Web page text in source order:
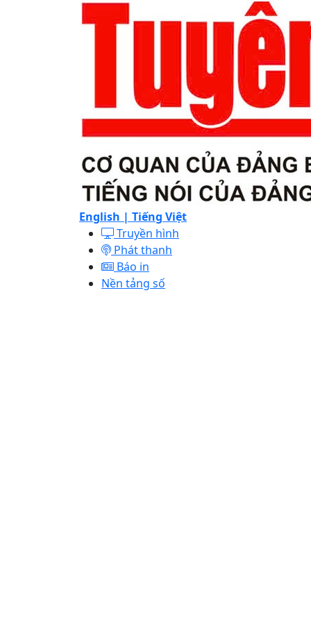
English | Tiếng Việt
Truyền hình
Phát thanh
Báo in
Nền tảng số